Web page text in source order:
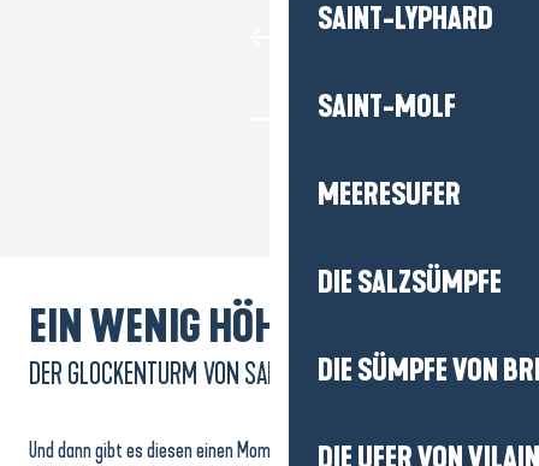
SAINT-LYPHARD
SAINT-MOLF
MEERESUFER
DIE SALZSÜMPFE
DIE SÜMPFE VON
DIE UFER VON
EIN WENIG HÖHE GEWINNEN!
DER GLOCKENTURM VON SAINT-LYPHARD
Und dann gibt es diesen einen Moment: den Moment, in dem man